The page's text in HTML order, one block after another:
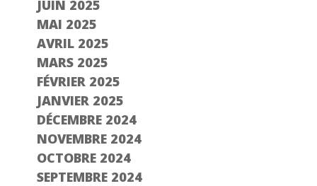
JUIN 2025
MAI 2025
AVRIL 2025
MARS 2025
FÉVRIER 2025
JANVIER 2025
DÉCEMBRE 2024
NOVEMBRE 2024
OCTOBRE 2024
SEPTEMBRE 2024